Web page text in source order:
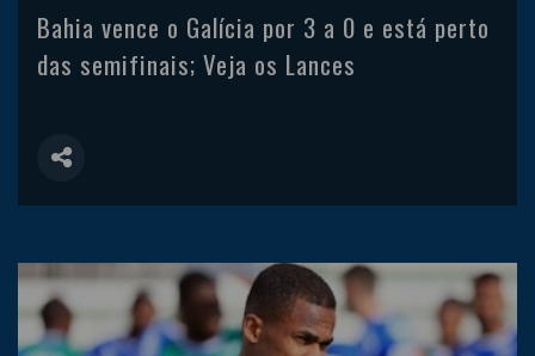
Bahia vence o Galícia por 3 a 0 e está perto
das semifinais; Veja os Lances